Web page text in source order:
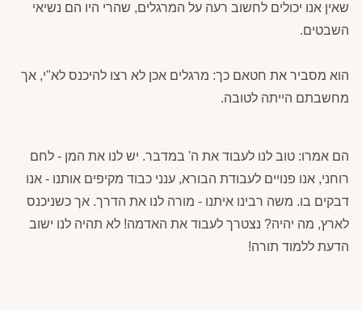
שאין אנו יכולים לחשוב רעה על המרגלים, שהרי היו הם נשיאי
השבטים.
הוא מסביר את חטאם כך: מרגלים אכן לא רצו להיכנס לא"י, אך
מחשבתם הייתה לטובה.
הם אמרו: טוב לנו לעבוד את ה' במדבר. יש לנו את המן - לחם
רוחני, אנו פנויים לעבודת הבורא, ענני כבוד מקיפים אותנו - אנו
דבקים בו. משה רבינו איתנו - מורה לנו את הדרך. אך כשניכנס
לארץ, מה יהיה? נצטרך לעבוד את האדמה! לא תהיה לנו ישוב
הדעת ללמוד תורה!